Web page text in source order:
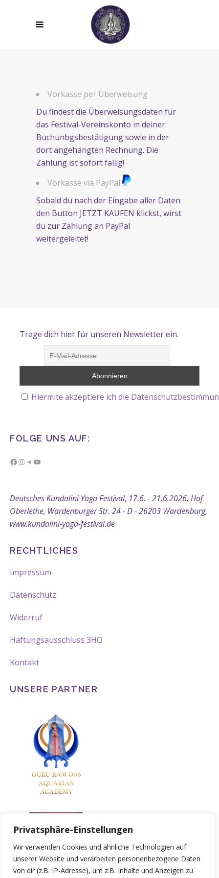
Privatsphäre-Einstellungen
Wir verwenden Cookies und ähnliche Technologien auf
unserer Website und verarbeiten personenbezogene Daten
von dir (z.B. IP-Adresse), um z.B. Inhalte und Anzeigen zu
Vorkasse per Überweisung
Du findest die Überweisungsdaten für
das Festival-Vereinskonto in deiner
Buchunbgsbestätigung sowie in der
dort angehängten Rechnung. Die
Zahlung ist sofort fällig!
Vorkasse via PayPal
Sobald du nach der Eingabe aller Daten
den Button JETZT KAUFEN klickst, wirst
du zur Zahlung an PayPal
weitergeleitet!
Trage dich hier für unseren Newsletter ein.
Hiermite akzeptiere ich die
FOLGE UNS AUF:
Facebook
Instagram
Telegram
Deutsches Kundalini Yoga Festival, 17.6. - 21.6.2026, Hof
Oberlethe, Wardenburger Str. 24 - D - 26203 Wardenburg,
www.kundalini-yoga-festival.de
RECHTLICHES
Impressum
Datenschutz
Widerruf
Haftungsausschluss 3HO
Kontakt
UNSERE PARTNER